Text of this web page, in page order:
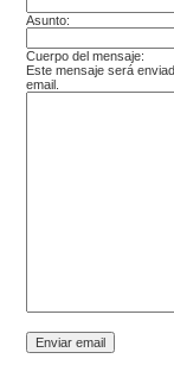
Asunto:
Cuerpo del mensaje:
Este mensaje será
email.